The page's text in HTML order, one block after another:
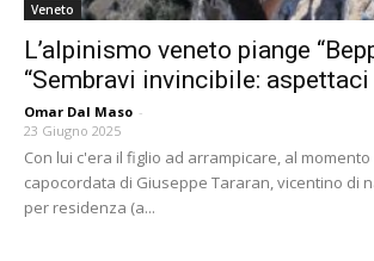
Veneto
L’alpinismo veneto piange
“Sembravi invincibile: aspettaci
Omar Dal Maso -
23 Giugno 2025
Con lui c'era il figlio ad arrampicare, al
capocordata di Giuseppe Tararan, vicentino di
per residenza (a...